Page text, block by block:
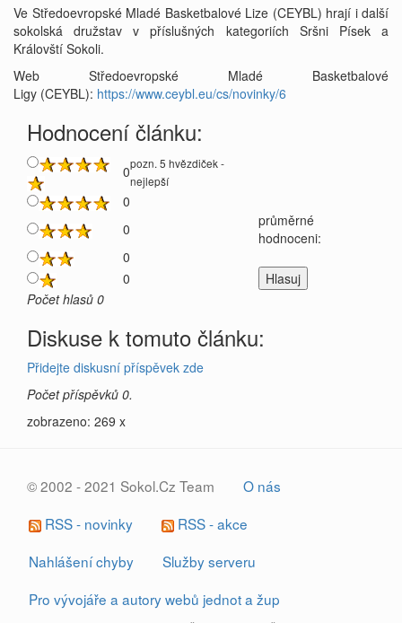
Ve Středoevropské Mladé Basketbalové Lize (CEYBL) hrají i další
sokolská družstav v příslušných kategoriích Sršni Písek a
Královští Sokoli.
Web Středoevropské Mladé Basketbalové
Ligy (CEYBL): https://www.ceybl.eu/cs/novinky/6
Hodnocení článku:
0pozn. 5 hvězdiček -
nejlepší
0
0
průměrné
hodnoceni:
0
0
Počet hlasů 0
Diskuse k tomuto článku:
Přidejte diskusní příspěvek zde
Počet příspěvků 0.
zobrazeno: 269 x
© 2002 - 2021 Sokol.Cz Team
O nás
RSS - novinky
RSS - akce
Nahlášení chyby
Služby serveru
Pro vývojáře a autory webů jednot a žup